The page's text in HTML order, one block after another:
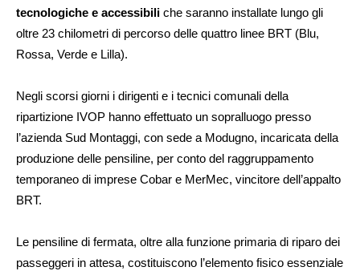
tecnologiche e accessibili che saranno installate lungo gli
oltre 23 chilometri di percorso delle quattro linee BRT (Blu,
Rossa, Verde e Lilla).
Negli scorsi giorni i dirigenti e i tecnici comunali della
ripartizione IVOP hanno effettuato un sopralluogo presso
l’azienda Sud Montaggi, con sede a Modugno, incaricata della
produzione delle pensiline, per conto del raggruppamento
temporaneo di imprese Cobar e MerMec, vincitore dell’appalto
BRT.
Le pensiline di fermata, oltre alla funzione primaria di riparo dei
passeggeri in attesa, costituiscono l’elemento fisico essenziale